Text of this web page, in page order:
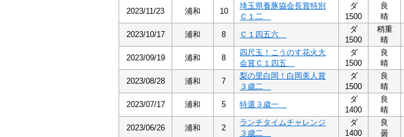
2023/11/23 浦和 10
埼玉県養豚協会長賞特別
Ｃ１二
ダ
1500
良
晴
2023/10/17 浦和 8 Ｃ１四五六
ダ
1500
稍重
晴
2023/09/19 浦和 8
四尺玉！こうのす花火大
会賞Ｃ１四五
ダ
1500
良
晴
2023/08/28 浦和 7
梨の里白岡！白岡美人賞
３歳二
ダ
1500
良
晴
2023/07/17 浦和 5 特選３歳一
ダ
1400
良
晴
2023/06/26 浦和 2
ランチタイムチャレンジ
３歳二
ダ
1400
良
曇